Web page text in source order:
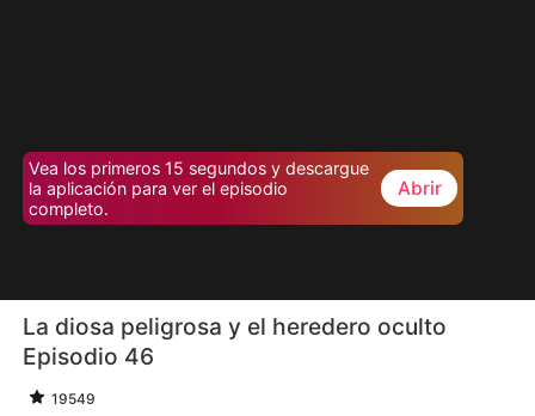
Vea los primeros 15 segundos y descargue
la aplicación para ver el episodio
completo.
Abrir
La diosa peligrosa y el heredero oculto
Episodio 46
19549